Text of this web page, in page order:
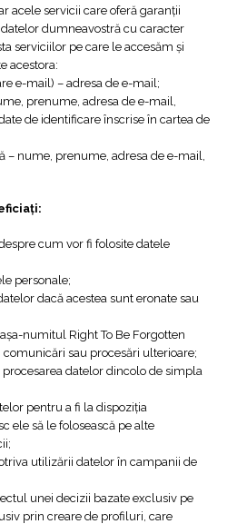
acele servicii care oferă garanții
dumneavostră cu caracter
serviciilor pe care le accesăm și
acestora:
e-mail) – adresa de e-mail;
prenume, adresa de e-mail,
de identificare înscrise în cartea de
nume, prenume, adresa de e-mail,
cum vor fi folosite datele
personale;
dacă acestea sunt eronate sau
numitul Right To Be Forgotten
sau procesări ulterioare;
datelor dincolo de simpla
pentru a fi la dispoziția
ele să le folosească pe alte
utilizării datelor în campanii de
unei decizii bazate exclusiv pe
prin creare de profiluri, care